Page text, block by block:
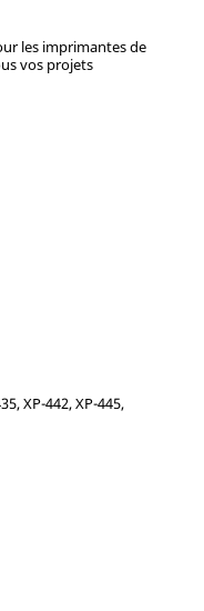
les imprimantes de
vos projets
XP-442, XP-445,